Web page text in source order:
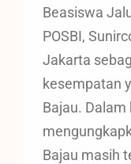
Beasiswa
POSBI,
Jakarta
kesempatan
Bajau.
Bajau masih